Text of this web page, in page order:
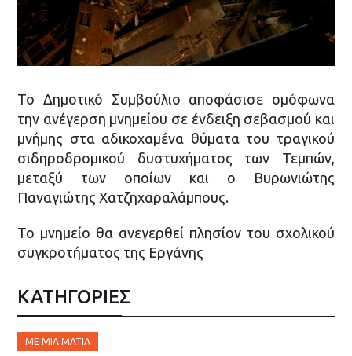
Το Δημοτικό Συμβούλιο αποφάσισε ομόφωνα
την ανέγερση μνημείου σε ένδειξη σεβασμού και
μνήμης στα αδικοχαμένα θύματα του τραγικού
σιδηροδρομικού δυστυχήματος των Τεμπών,
μεταξύ των οποίων και ο Βυρωνιώτης
Παναγιώτης Χατζηχαραλάμπους.
Το μνημείο θα ανεγερθεί πλησίον του σχολικού
συγκροτήματος της Εργάνης
ΚΑΤΗΓΟΡΙΕΣ
ΜΕ ΜΙΑ ΜΑΤΙΆ